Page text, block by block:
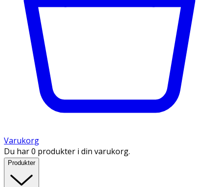
Varukorg
Du har 0 produkter i din varukorg.
Produkter